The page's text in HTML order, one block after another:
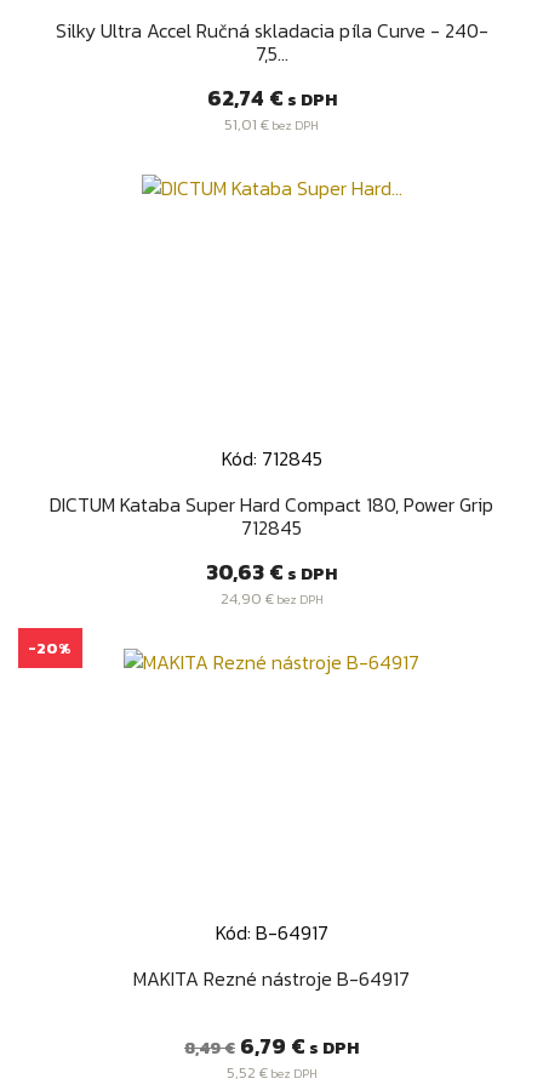
Silky Ultra Accel Ručná skladacia píla Curve - 240-
7,5...
Cena
62,74 € s DPH
51,01 € bez DPH
Kód: 712845
DICTUM Kataba Super Hard Compact 180, Power Grip
712845
Cena
30,63 € s DPH
24,90 €bez DPH
Kód: B-64917
MAKITA Rezné nástroje B-64917
Bežná
cena
8,49 € Cena
6,79 € s DPH
5,52 €bez DPH
-20%